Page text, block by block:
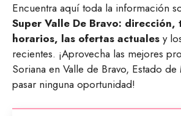
Encuentra aquí toda la información
Super Valle De Bravo: dirección,
horarios, las ofertas actuales y
recientes. ¡Aprovecha las mejores
Soriana en Valle de Bravo, Estado
pasar ninguna oportunidad!